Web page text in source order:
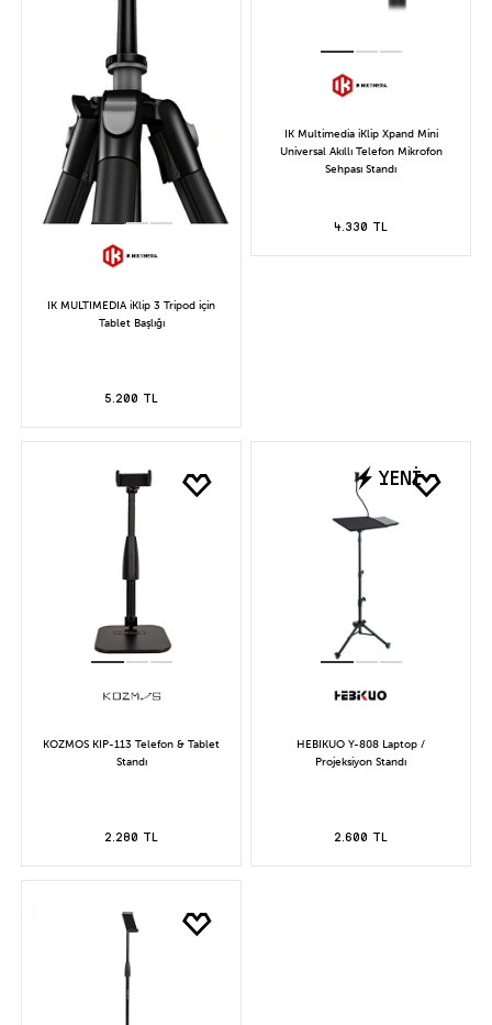
IK MULTIMEDIA iKlip 3 Tripod için
Tablet Başlığı
5.200 TL
IK Multimedia iKlip Xpand Mini
Universal Akıllı Telefon Mikrofon
Sehpası Standı
4.330 TL
KOZMOS KIP-113 Telefon & Tablet
Standı
2.280 TL
YENİ
HEBIKUO Y-808 Laptop /
Projeksiyon Standı
2.600 TL